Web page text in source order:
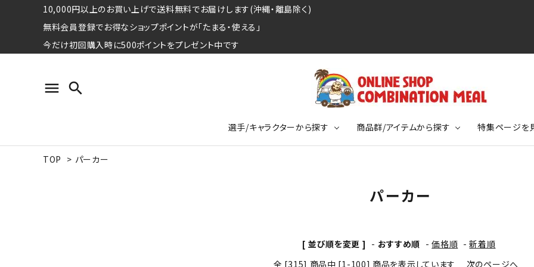
10,000円以上のお買い上げで送料無料でお届けします(沖縄・離島除く)
無料会員登録でお得なショップポイントが「たまる・使える」
今だけ初回購入時に500ポイントをプレゼント中です
menu search
選手/キャラクターから探す
ジャパニメーションコレクション カジュアルフットボールスタイル
商品群/アイテムから探す 特集ページを
TOP > パーカー
パーカー
[ 並び順を変更 ] - おすすめ順 -価格順 -新着順
全 [315] 商品中 [1-100] 商品を表示しています
次のページへ